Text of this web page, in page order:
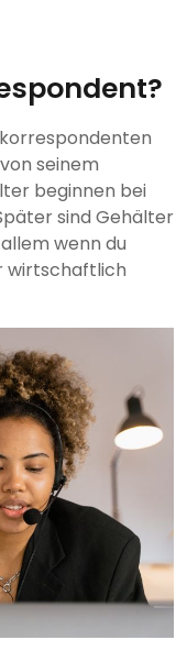
seinem
beginnen bei
sind Gehälter
wenn du
wirtschaftlich